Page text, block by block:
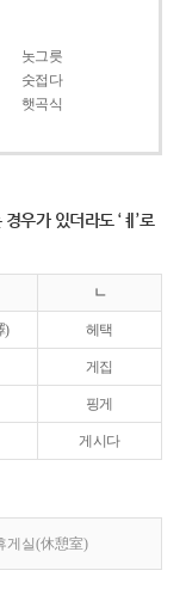
놋그릇
숫접다
햇곡식
경우가 있더라도 ‘ㅖ’로
ㄴ
) 헤택
게집
핑게
게시다
게실(休憩室)